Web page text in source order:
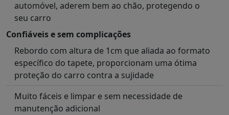
automóvel, aderem bem ao chão, protegendo o
seu carro
Confiáveis e sem complicações
Rebordo com altura de 1cm que aliada ao formato
específico do tapete, proporcionam uma ótima
proteção do carro contra a sujidade
Muito fáceis e limpar e sem necessidade de
manutenção adicional